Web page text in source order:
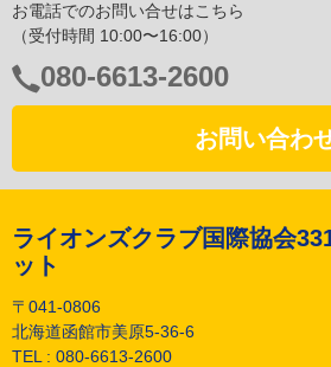
お電話でのお問い合せはこちら
（受付時間 10:00〜16:00）
電
話
号：
080-6613-2600
お問い合わ
ライオンズクラブ国際協会
ット
〒041-0806
北海道函館市美原5-36-6
TEL : 080-6613-2600